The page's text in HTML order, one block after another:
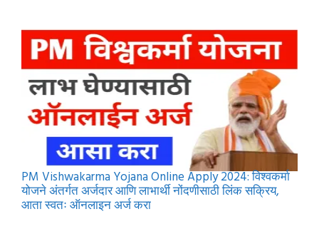
PM Vishwakarma Yojana Online Apply 2024: विश्वकर्मा
योजने अंतर्गत अर्जदार आणि लाभार्थी नोंदणीसाठी लिंक सक्रिय,
आता स्वतः ऑनलाइन अर्ज करा